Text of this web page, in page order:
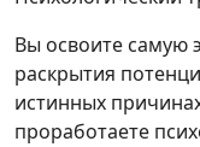
Вы освоите самую
раскрытия
истинных
проработаете